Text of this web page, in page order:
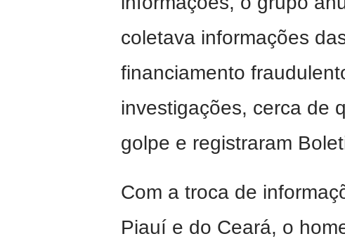
coletava informações
financiamento
investigações, cerca de
golpe e registraram
Com a troca de
Piauí e do Ceará, o